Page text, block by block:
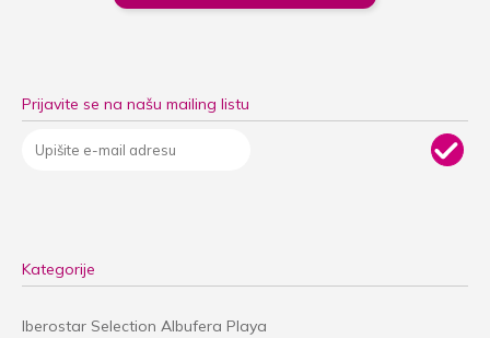
Prijavite se na našu mailing listu
Kategorije
Iberostar Selection Albufera Playa